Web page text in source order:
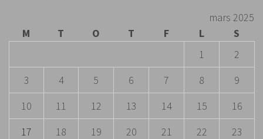
mars 2025
M
T O T F L
S
1
2
3
4 5 6 7 8
9
10
11 12 13 14 15
16
17
18 19 20 21 22
23